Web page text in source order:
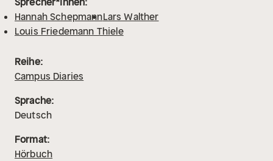
Hannah SchepmannLars Walther
Louis Friedemann Thiele
Reihe:
Campus Diaries
Sprache:
Deutsch
Format:
Hörbuch